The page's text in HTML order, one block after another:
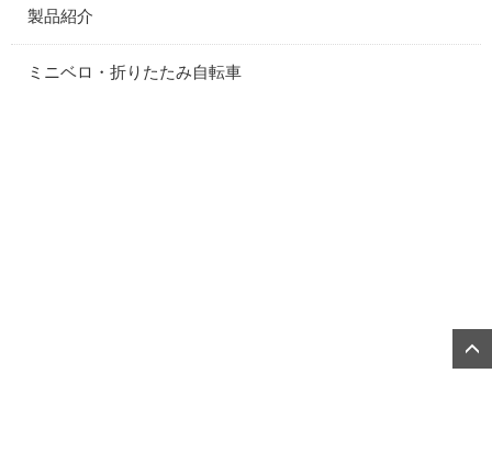
製品紹介
ミニベロ・折りたたみ自転車